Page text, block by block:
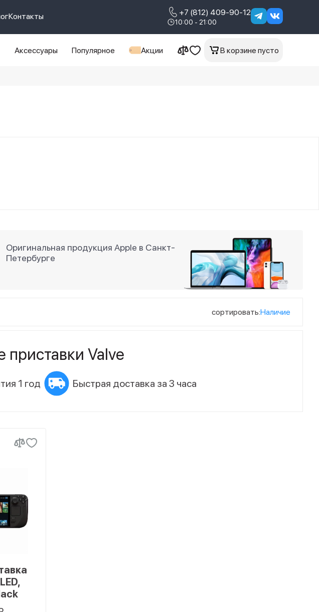
Контакты +7 (812) 409-90-12
10:00 - 21:00
Аксессуары Популярное Акции В корзине пусто
Оригинальная продукция Apple в Санкт-
Петербурге
сортировать:Наличие
приставки Valve
1 год Быстрая доставка за 3 часа